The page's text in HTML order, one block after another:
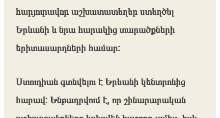
հարյուրավոր աշխատատեղեր ստեղծել
Երևանի և նրա հարակից տարածքների
երիտասարդների համար:
Ստուդիան գտնվելու է Երևանի կենտրոնից
հարավ: Ենթադրվում է, որ շինարարական